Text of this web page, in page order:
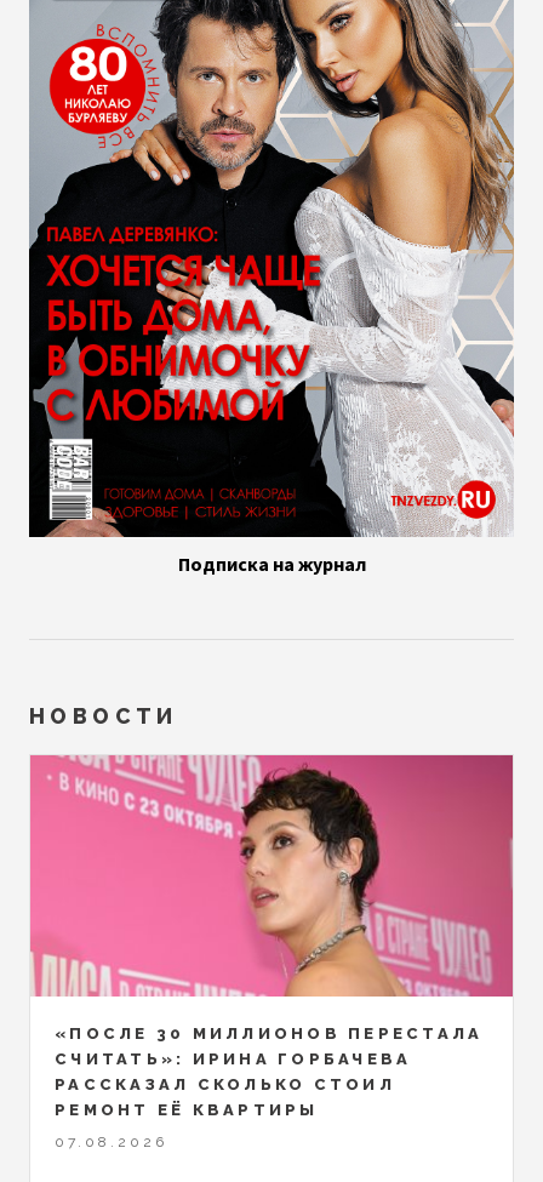
Подписка на журнал
НОВОСТИ
«ПОСЛЕ 30 МИЛЛИОНОВ ПЕРЕСТАЛА
СЧИТАТЬ»: ИРИНА ГОРБАЧЕВА
РАССКАЗАЛ СКОЛЬКО СТОИЛ
РЕМОНТ ЕЁ КВАРТИРЫ
07.08.2026